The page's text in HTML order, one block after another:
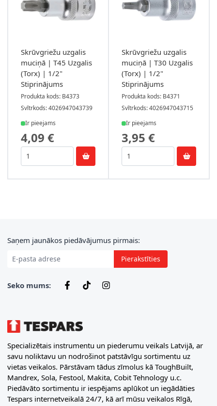
Skrūvgriežu uzgalis
muciņā | T45 Uzgalis
(Torx) | 1/2"
Stiprinājums
Produkta kods: B4373
Svītrkods: 4026947043739
Ir pieejams
4,09 €
Skrūvgriežu uzgalis
muciņā | T30 Uzgalis
(Torx) | 1/2"
Stiprinājums
Produkta kods: B4371
Svītrkods: 4026947043715
Ir pieejams
3,95 €
E-pasta adrese
Saņem jaunākos piedāvājumus pirmais:
Pierakstīties
Seko mums:
Specializētais instrumentu un piederumu veikals Latvijā, ar
savu noliktavu un nodrošinot patstāvīgu sortimentu uz
vietas veikalos. Pārstāvam tādus zīmolus kā ToughBuilt,
Mandrex, Sola, Festool, Makita, Cobit Tehnology u.c.
Piedāvāto sortimentu ir iespējams aplūkot un iegādāties
Tespars internetveikalā 24/7, kā arī mūsu veikalos Rīgā,